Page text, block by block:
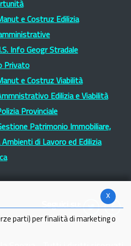
e Costruz Edilizia
Info Geogr Stradale
Privato
e Costruz Viabilità
Edilizia e Viabilità
Provinciale
Patrimonio Immobiliare,
Ambienti di Lavoro ed Edilizia
Seguici su:
x
parti) per finalità di marketing o